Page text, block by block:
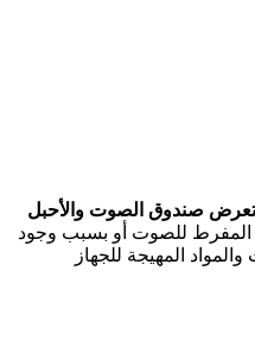
تعرض صندوق الصوت والأحبل
المفرط للصوت أو بسبب وجود
المهيجة للجهاز